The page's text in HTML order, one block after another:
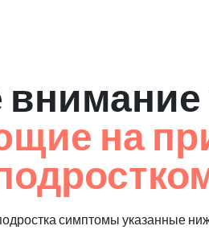
внимание
на
симптомы указанные